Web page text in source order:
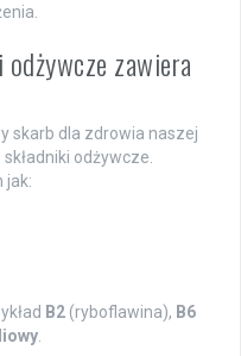
zawiera
skarb dla zdrowia naszej
odżywcze.
jak:
B2 (ryboflawina), B6